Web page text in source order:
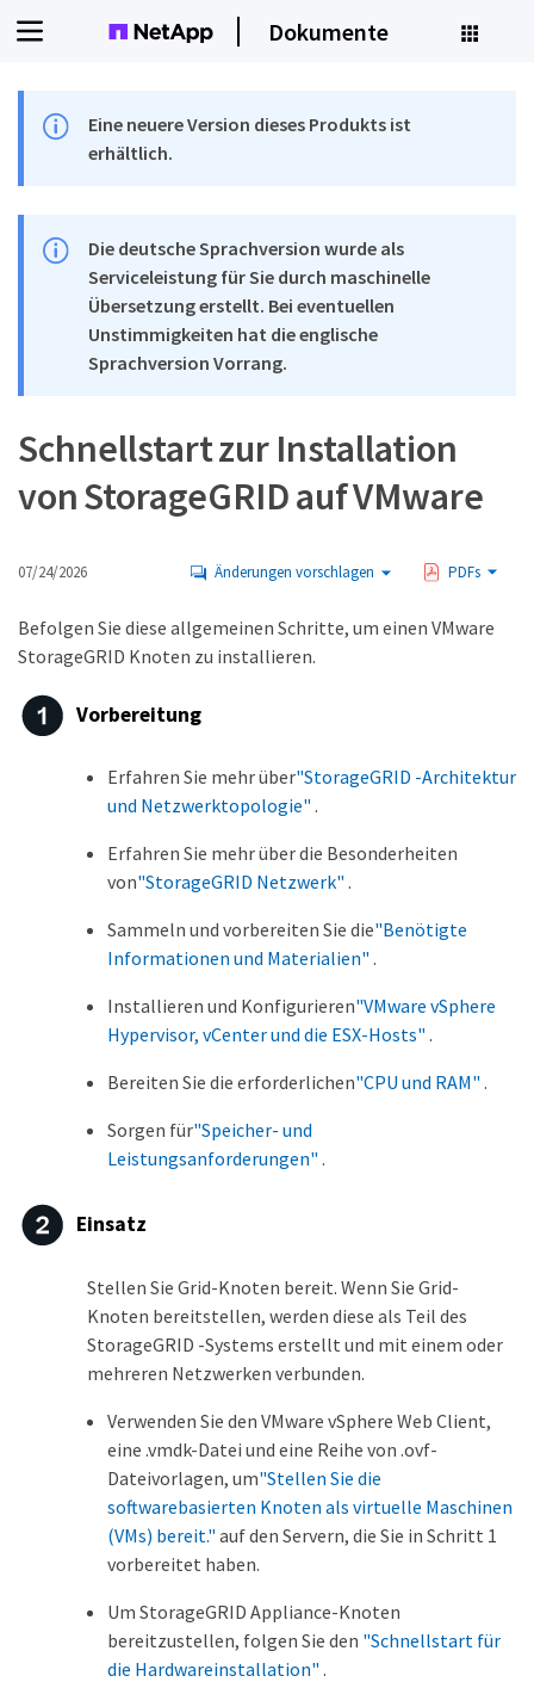
Dokumente
Eine neuere Version dieses Produkts ist
erhältlich.
Die deutsche Sprachversion wurde als
Serviceleistung für Sie durch maschinelle
Übersetzung erstellt. Bei eventuellen
Unstimmigkeiten hat die englische
Sprachversion Vorrang.
Schnellstart zur Installation
von StorageGRID auf VMware
07/24/2026 Änderungen vorschlagen PDFs
Befolgen Sie diese allgemeinen Schritte, um einen VMware
StorageGRID Knoten zu installieren.
Vorbereitung
Erfahren Sie mehr über"StorageGRID -Architektur
und Netzwerktopologie" .
Erfahren Sie mehr über die Besonderheiten
von"StorageGRID Netzwerk" .
Sammeln und vorbereiten Sie die"Benötigte
Informationen und Materialien" .
Installieren und Konfigurieren"VMware vSphere
Hypervisor, vCenter und die ESX-Hosts" .
Bereiten Sie die erforderlichen"CPU und RAM" .
Sorgen für"Speicher- und
Leistungsanforderungen" .
Einsatz
Stellen Sie Grid-Knoten bereit. Wenn Sie Grid-
Knoten bereitstellen, werden diese als Teil des
StorageGRID -Systems erstellt und mit einem oder
mehreren Netzwerken verbunden.
Verwenden Sie den VMware vSphere Web Client,
eine .vmdk-Datei und eine Reihe von .ovf-
Dateivorlagen, um"Stellen Sie die
softwarebasierten Knoten als virtuelle Maschinen
(VMs) bereit." auf den Servern, die Sie in Schritt 1
vorbereitet haben.
Um StorageGRID Appliance-Knoten
bereitzustellen, folgen Sie den "Schnellstart für
die Hardwareinstallation" .